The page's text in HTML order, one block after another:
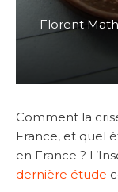
Florent
Comment la
France, et quel
en France ?
dernière étude